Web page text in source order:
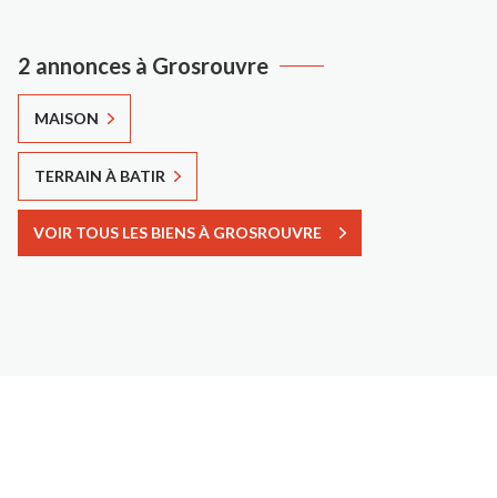
2 annonces à Grosrouvre
MAISON
TERRAIN À BATIR
VOIR TOUS LES BIENS À GROSROUVRE